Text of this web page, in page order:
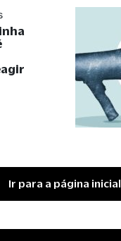
Ir para a página inicial